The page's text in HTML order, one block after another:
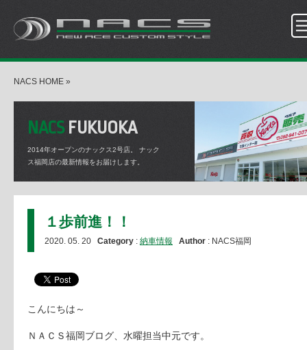
NACS HOME »
NACSFUKUOKA
2014年オープンのナックス2号店。
ナック
ス福岡店の最新情報をお届けします。
１歩前進！！
2020. 05. 20 Category : 納車情報 Author : NACS福岡
こんにちは～
ＮＡＣＳ福岡ブログ、水曜担当中元です。